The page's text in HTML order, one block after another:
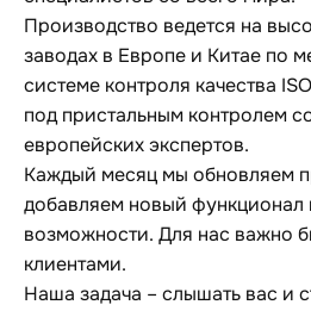
Производство ведется на
заводах в Европе и Китае по
системе контроля качества
под пристальным контролем
европейских экспертов.
Каждый месяц мы обновляем
добавляем новый функционал
возможности. Для нас важно
клиентами.
Наша задача – слышать вас и